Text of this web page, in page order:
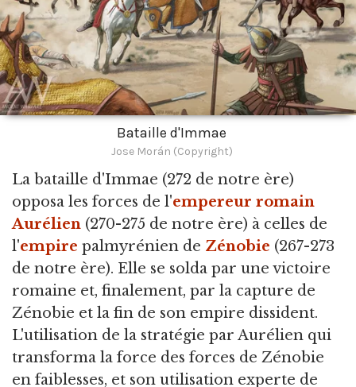
Bataille d'Immae
Jose Morán (Copyright)
La bataille d'Immae (272 de notre ère)
opposa les forces de l'empereur romain
Aurélien (270-275 de notre ère) à celles de
l'empire palmyrénien de Zénobie (267-273
de notre ère). Elle se solda par une victoire
romaine et, finalement, par la capture de
Zénobie et la fin de son empire dissident.
L'utilisation de la stratégie par Aurélien qui
transforma la force des forces de Zénobie
en faiblesses, et son utilisation experte de